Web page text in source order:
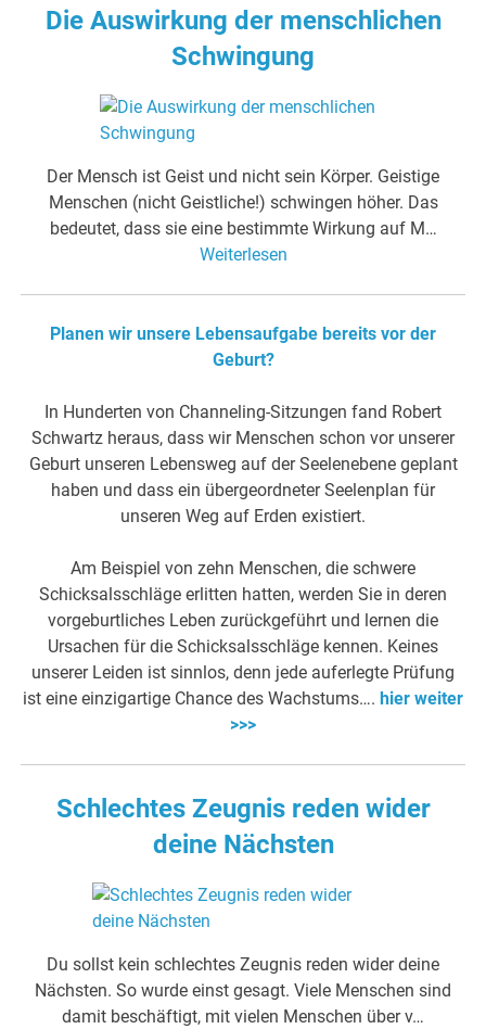
Die Auswirkung der menschlichen
Schwingung
Der Mensch ist Geist und nicht sein Körper. Geistige
Menschen (nicht Geistliche!) schwingen höher. Das
bedeutet, dass sie eine bestimmte Wirkung auf M…
Weiterlesen
Planen wir unsere Lebensaufgabe bereits vor der
Geburt?
In Hunderten von Channeling-Sitzungen fand Robert
Schwartz heraus, dass wir Menschen schon vor unserer
Geburt unseren Lebensweg auf der Seelenebene geplant
haben und dass ein übergeordneter Seelenplan für
unseren Weg auf Erden existiert.
Am Beispiel von zehn Menschen, die schwere
Schicksalsschläge erlitten hatten, werden Sie in deren
vorgeburtliches Leben zurückgeführt und lernen die
Ursachen für die Schicksalsschläge kennen. Keines
unserer Leiden ist sinnlos, denn jede auferlegte Prüfung
ist eine einzigartige Chance des Wachstums…. hier weiter
>>>
Schlechtes Zeugnis reden wider
deine Nächsten
Du sollst kein schlechtes Zeugnis reden wider deine
Nächsten. So wurde einst gesagt. Viele Menschen sind
damit beschäftigt, mit vielen Menschen über v…